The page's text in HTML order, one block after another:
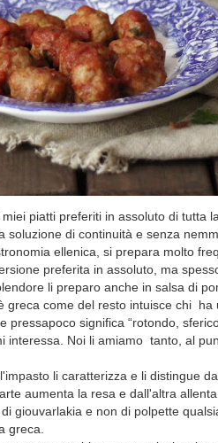
piatti preferiti in assoluto di tutta
soluzione di continuità e senza
ellenica, si prepara molto
preferita in assoluto, ma
li preparo anche in salsa di
greca come del resto intuisce chi
pressapoco significa “rotondo,
interessa. Noi li amiamo tanto, al
li caratterizza e li distingue
aumenta la resa e dall'altra
giouvarlakia e non di polpette
greca.